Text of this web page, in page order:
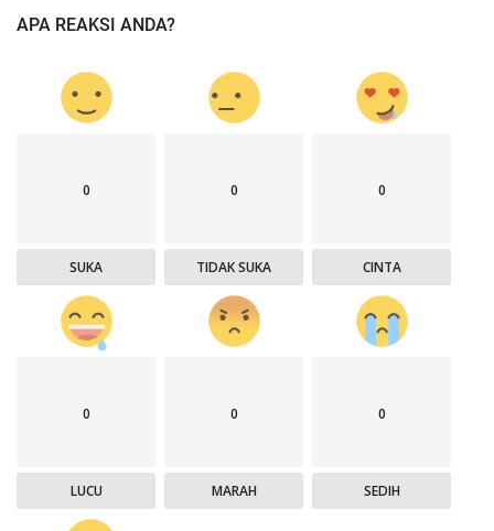
APA REAKSI ANDA?
0
SUKA
0
TIDAK SUKA
0
CINTA
0
LUCU
0
MARAH
0
SEDIH